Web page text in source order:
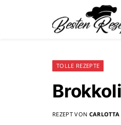
TOLLE REZEPTE
REZEPT VON CARLOTTA